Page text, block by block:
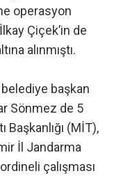
operasyon
Çiçek’in de
alınmıştı.
başkan
Sönmez de 5
(MİT),
İl Jandarma
çalışması